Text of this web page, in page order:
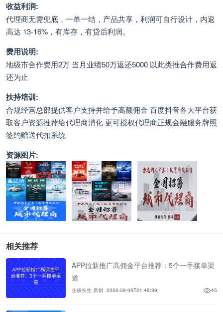
收益利润:
代理商无需兜底，一单一结，产品共享，利润可自行设计，内返
高达 13-16%，有库存，有贷后利润。
费用说明:
地级市合作费用2万 当月业绩50万返还5000 以此类推合作费用返
还为止
扶持培训:
合规经营总部提供客户支持并给予高额佣金 百度抖音各大平台获
取客户资源推荐给代理商消化 更可授权代理商正规金融服务牌照
签约赠送代扣系统
资源图片:
相关推荐
APP拉新推广高佣金平台推荐：5个一手接单渠
道
企谈长生 原创 2026-08-06T21:48:39 45